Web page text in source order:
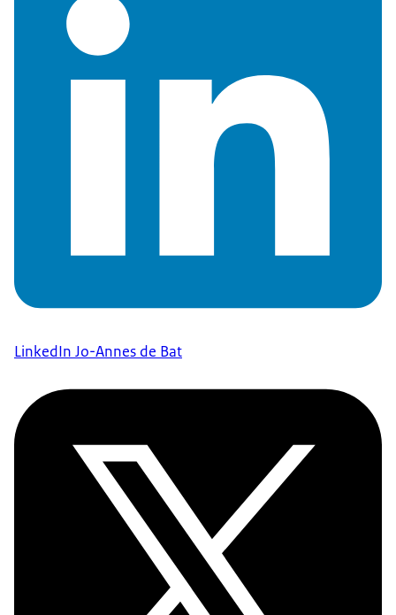
LinkedIn Jo-Annes de Bat